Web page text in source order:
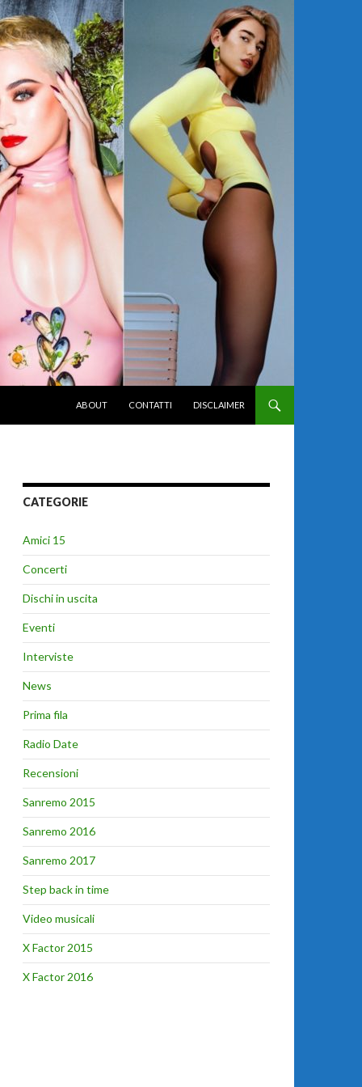
ABOUT
CONTATTI DISCLAIMER
CATEGORIE
Amici 15
Concerti
Dischi in uscita
Eventi
Interviste
News
Prima fila
Radio Date
Recensioni
Sanremo 2015
Sanremo 2016
Sanremo 2017
Step back in time
Video musicali
X Factor 2015
X Factor 2016